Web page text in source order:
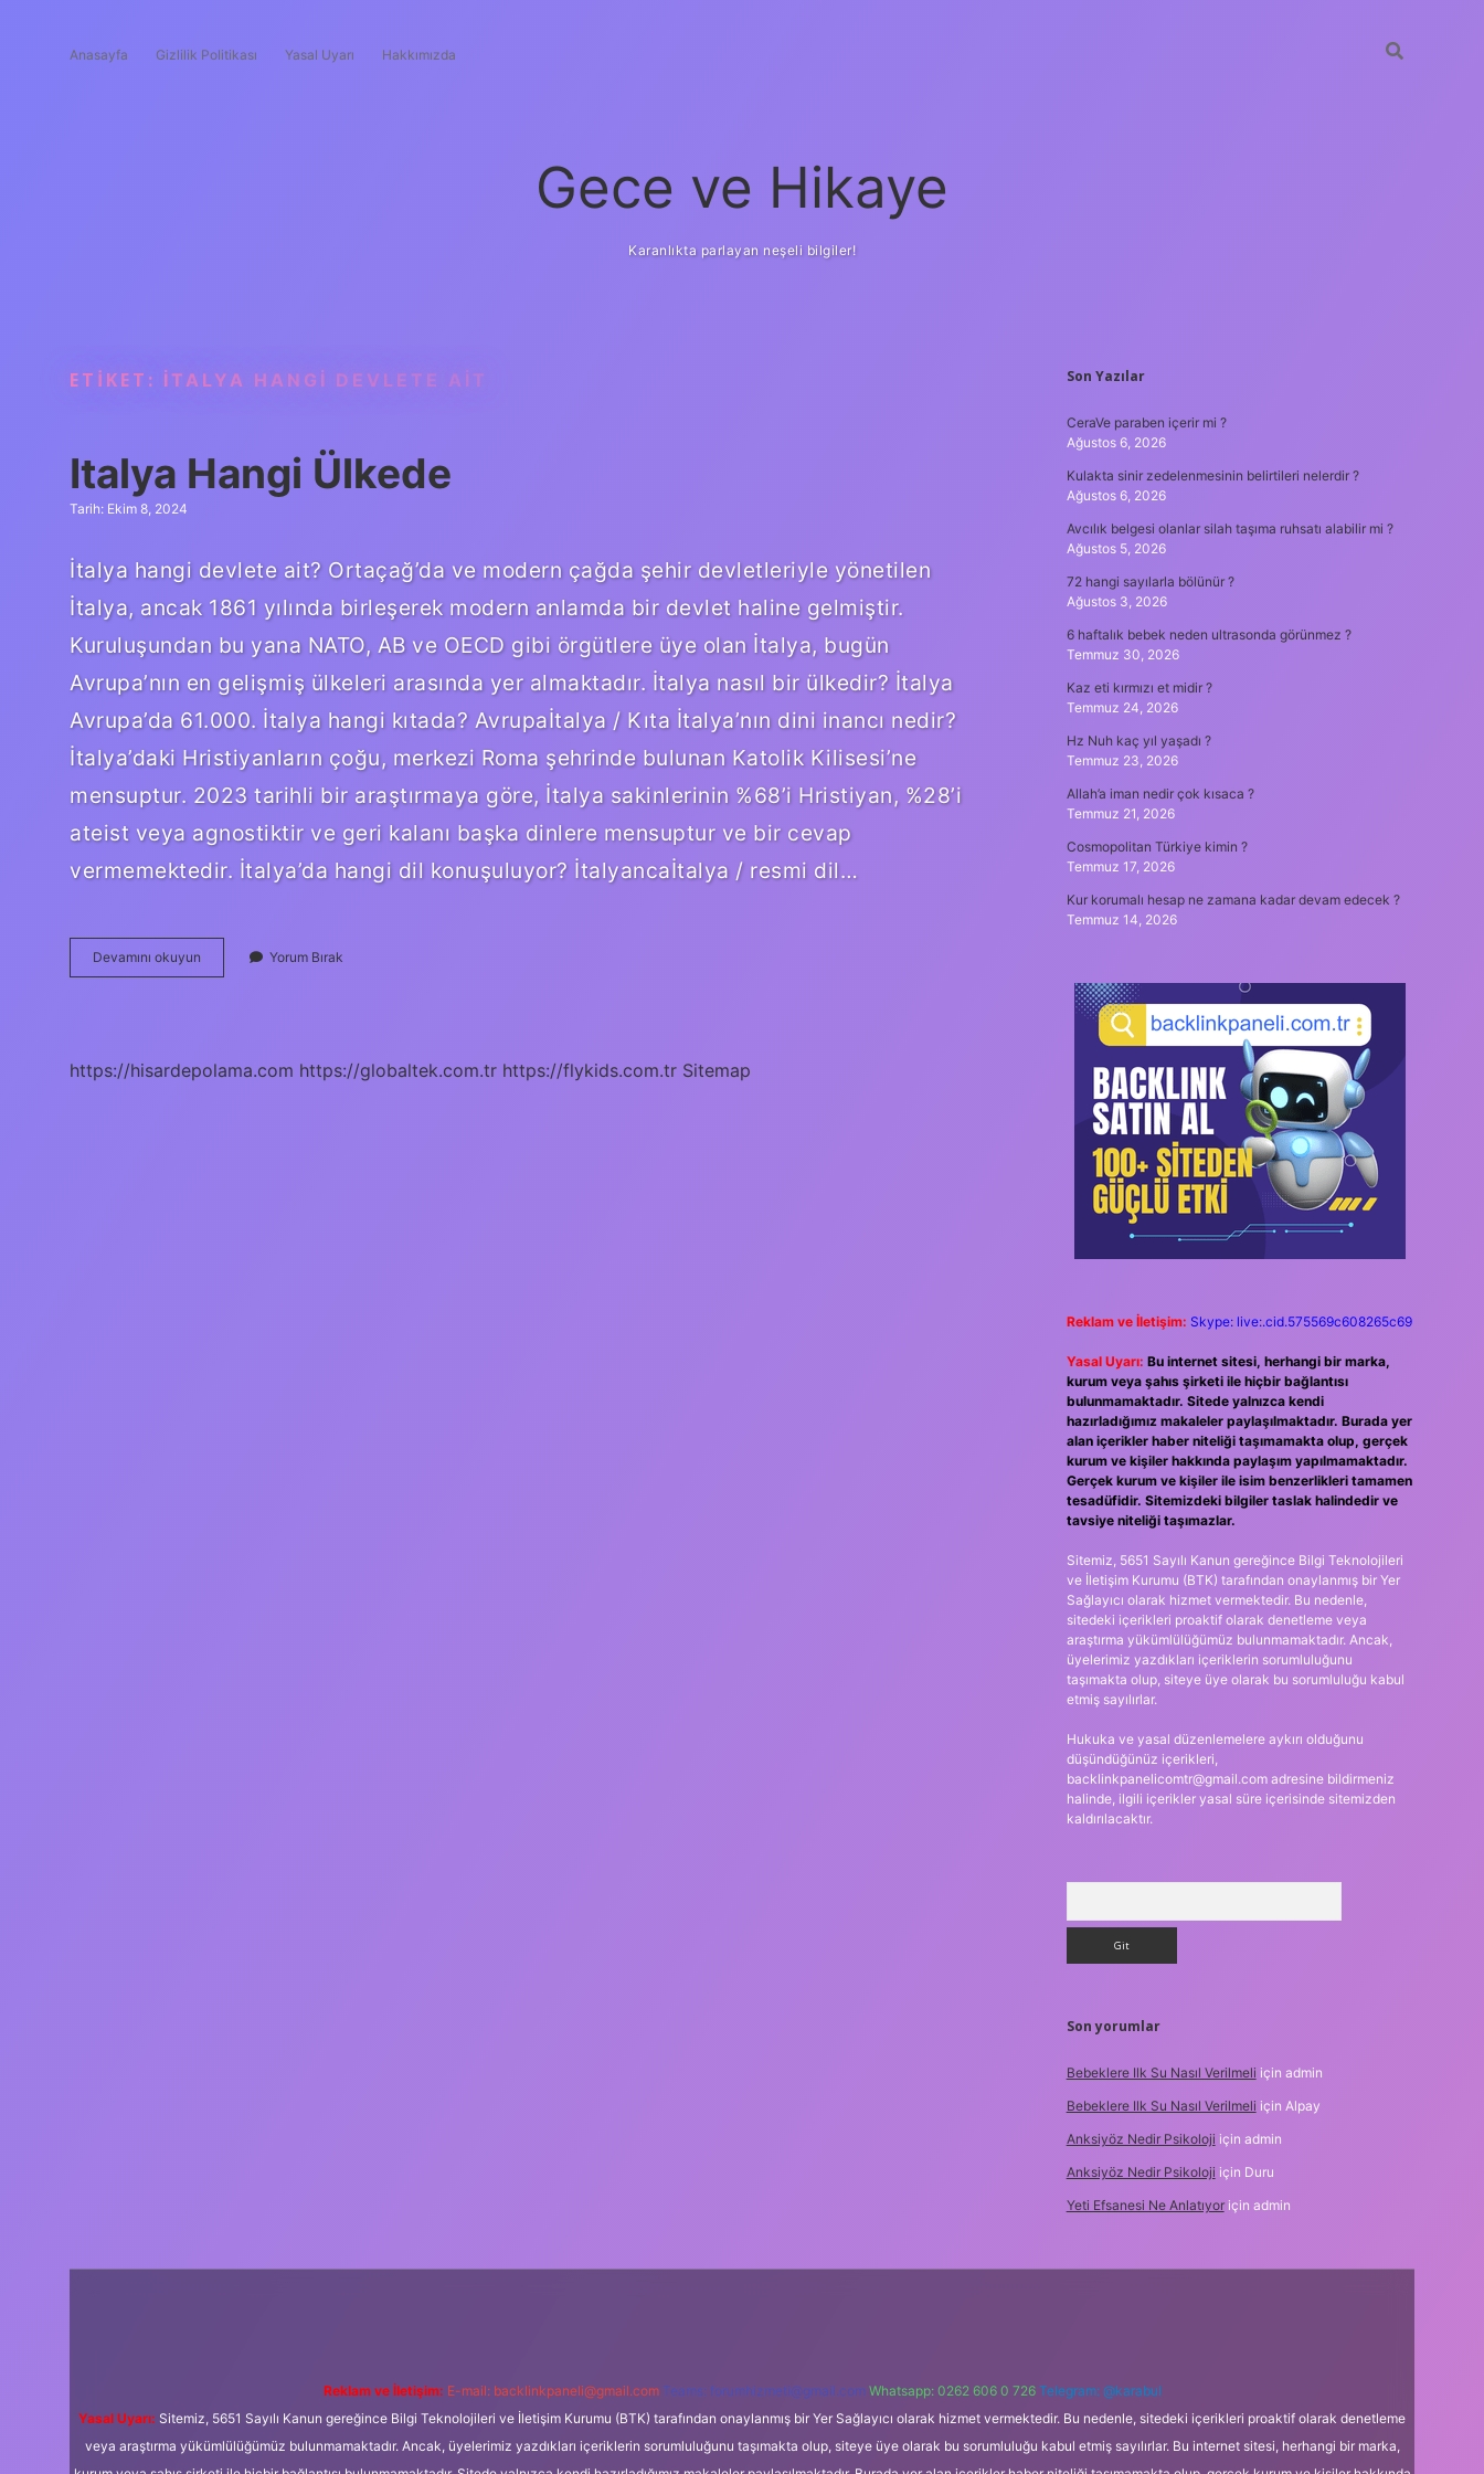
Anasayfa Gizlilik Politikası Yasal Uyarı Hakkımızda
Gece ve Hikaye
Karanlıkta parlayan neşeli bilgiler!
ETIKET: İTALYA HANGI DEVLETE AIT
Italya Hangi Ülkede
Tarih: Ekim 8, 2024
İtalya hangi devlete ait? Ortaçağ’da ve modern çağda şehir devletleriyle yönetilen
İtalya, ancak 1861 yılında birleşerek modern anlamda bir devlet haline gelmiştir.
Kuruluşundan bu yana NATO, AB ve OECD gibi örgütlere üye olan İtalya, bugün
Avrupa’nın en gelişmiş ülkeleri arasında yer almaktadır. İtalya nasıl bir ülkedir? İtalya
Avrupa’da 61.000. İtalya hangi kıtada? Avrupaİtalya / Kıta İtalya’nın dini inancı nedir?
İtalya’daki Hristiyanların çoğu, merkezi Roma şehrinde bulunan Katolik Kilisesi’ne
mensuptur. 2023 tarihli bir araştırmaya göre, İtalya sakinlerinin %68’i Hristiyan, %28’i
ateist veya agnostiktir ve geri kalanı başka dinlere mensuptur ve bir cevap
vermemektedir. İtalya’da hangi dil konuşuluyor? İtalyancaİtalya / resmi dil…
Devamını okuyun
Hangi
Yorum Bırak
https://hisardepolama.com https://globaltek.com.tr https://flykids.com.tr Sitemap
SIDEBAR
Son Yazılar
CeraVe paraben içerir mi ?
Ağustos 6, 2026
Kulakta sinir zedelenmesinin belirtileri nelerdir ?
Ağustos 6, 2026
Avcılık belgesi olanlar silah taşıma ruhsatı alabilir mi ?
Ağustos 5, 2026
72 hangi sayılarla bölünür ?
Ağustos 3, 2026
6 haftalık bebek neden ultrasonda görünmez ?
Temmuz 30, 2026
Kaz eti kırmızı et midir ?
Temmuz 24, 2026
Hz Nuh kaç yıl yaşadı ?
Temmuz 23, 2026
Allah’a iman nedir çok kısaca ?
Temmuz 21, 2026
Cosmopolitan Türkiye kimin ?
Temmuz 17, 2026
Kur korumalı hesap ne zamana kadar devam edecek ?
Temmuz 14, 2026
Reklam ve İletişim: Skype: live:.cid.575569c608265c69
Yasal Uyarı: Bu internet sitesi, herhangi bir marka,
kurum veya şahıs şirketi ile hiçbir bağlantısı
bulunmamaktadır. Sitede yalnızca kendi
hazırladığımız makaleler paylaşılmaktadır. Burada yer
alan içerikler haber niteliği taşımamakta olup, gerçek
kurum ve kişiler hakkında paylaşım yapılmamaktadır.
Gerçek kurum ve kişiler ile isim benzerlikleri tamamen
tesadüfidir. Sitemizdeki bilgiler taslak halindedir ve
tavsiye niteliği taşımazlar.
Sitemiz, 5651 Sayılı Kanun gereğince Bilgi Teknolojileri
ve İletişim Kurumu (BTK) tarafından onaylanmış bir Yer
Sağlayıcı olarak hizmet vermektedir. Bu nedenle,
sitedeki içerikleri proaktif olarak denetleme veya
araştırma yükümlülüğümüz bulunmamaktadır. Ancak,
üyelerimiz yazdıkları içeriklerin sorumluluğunu
taşımakta olup, siteye üye olarak bu sorumluluğu kabul
etmiş sayılırlar.
Hukuka ve yasal düzenlemelere aykırı olduğunu
düşündüğünüz içerikleri,
backlinkpanelicomtr@gmail.comadresine bildirmeniz
halinde, ilgili içerikler yasal süre içerisinde sitemizden
kaldırılacaktır.
Son yorumlar
Bebeklere Ilk Su Nasıl Verilmeli için admin
Bebeklere Ilk Su Nasıl Verilmeli için Alpay
Anksiyöz Nedir Psikoloji için admin
Anksiyöz Nedir Psikoloji için Duru
Yeti Efsanesi Ne Anlatıyoriçin admin
Reklam ve İletişim: E-mail: backlinkpaneli@gmail.com Teams: forumhizmeti@gmail.com Whatsapp: 0262 606 0 726 Telegram: @karabul
Yasal Uyarı: Sitemiz, 5651 Sayılı Kanun gereğince Bilgi Teknolojileri ve İletişim Kurumu (BTK) tarafından onaylanmış bir Yer Sağlayıcı olarak hizmet vermektedir. Bu nedenle, sitedeki içerikleri proaktif olarak denetleme
veya araştırma yükümlülüğümüz bulunmamaktadır. Ancak, üyelerimiz yazdıkları içeriklerin sorumluluğunu taşımakta olup, siteye üye olarak bu sorumluluğu kabul etmiş sayılırlar. Bu internet sitesi, herhangi bir marka,